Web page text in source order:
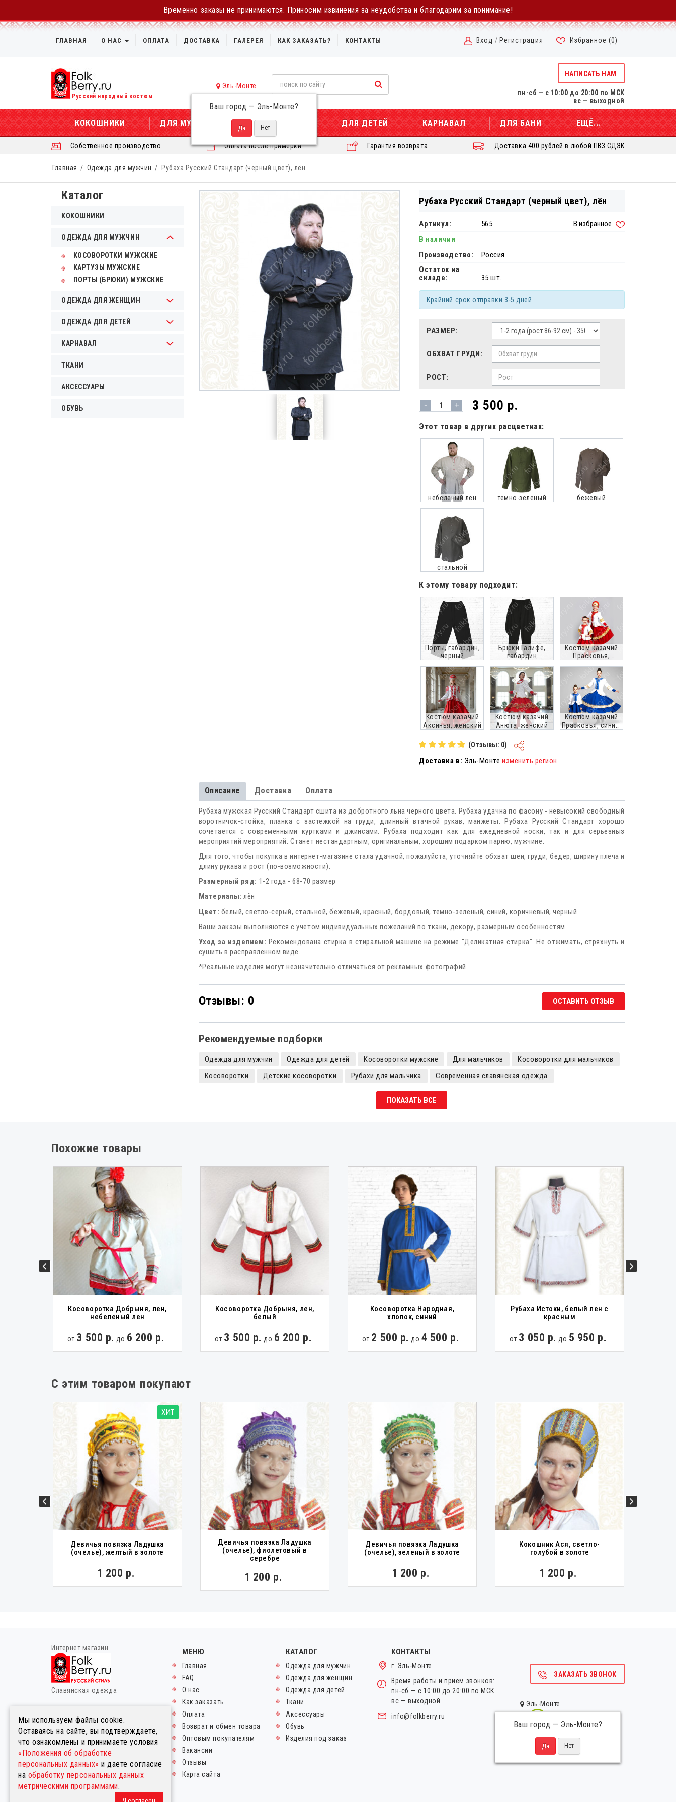
Временно заказы не принимаются. Приносим извинения за неудобства и благодарим за понимание!
ГЛАВНАЯ О НАС ОПЛАТА ДОСТАВКА ГАЛЕРЕЯ КАК ЗАКАЗАТЬ? КОНТАКТЫ Вход / Регистрация Избранное (0)
Русский народный костюм
Эль-Монте
Ваш город — Эль-Монте?
НАПИСАТЬ НАМ
пн-сб — с 10:00 до 20:00 по МСК
вс — выходной
КОКОШНИКИ ДЛЯ МУЖЧИН ДЛЯ ЖЕНЩИН ДЛЯ ДЕТЕЙ КАРНАВАЛ ДЛЯ БАНИ ЕЩЁ...
Собственное производство Оплата после примерки Гарантия возврата Доставка 400 рублей в любой ПВЗ СДЭК
Главная Одежда для мужчин Рубаха Русский Стандарт (черный цвет), лён
Каталог
КОКОШНИКИ
ОДЕЖДА ДЛЯ МУЖЧИН
КОСОВОРОТКИ МУЖСКИЕ
КАРТУЗЫ МУЖСКИЕ
ПОРТЫ (БРЮКИ) МУЖСКИЕ
ОДЕЖДА ДЛЯ ЖЕНЩИН
ОДЕЖДА ДЛЯ ДЕТЕЙ
КАРНАВАЛ
ТКАНИ
АКСЕССУАРЫ
ОБУВЬ
Рубаха Русский Стандарт (черный цвет), лён
В избранное
Артикул:
565
В наличии
Производство:
Россия
Остаток на
складе:
35 шт.
Крайний срок отправки 3-5 дней
РАЗМЕР:
ОБХВАТ ГРУДИ:
РОСТ:
- + 3 500 р.
Этот товар в других расцветках:
небеленый лен темно-зеленый бежевый
стальной
К этому товару подходит:
Порты, габардин,
черный
Брюки Галифе,
габардин
Костюм казачий
Прасковья,
женский
Костюм казачий
Аксинья, женский
Костюм казачий
Анюта, женский
Костюм казачий
Прасковья, синий,
(Отзывы: 0)
Доставка в: Эль-Монте изменить регион
Описание Доставка Оплата
Рубаха мужская Русский Стандарт сшита из добротного льна черного цвета. Рубаха удачна по фасону - невысокий свободный
воротничок-стойка, планка с застежкой на груди, длинный втачной рукав, манжеты. Рубаха Русский Стандарт хорошо
сочетается с современными куртками и джинсами. Рубаха подходит как для ежедневной носки, так и для серьезныз
мероприятий мероприятий. Станет нестандартным, оригинальным, хорошим подарком парню, мужчине.
Для того, чтобы покупка в интернет-магазине стала удачной, пожалуйста, уточняйте обхват шеи, груди, бедер, ширину плеча и
длину рукава и рост (по-возможности).
Размерный ряд: 1-2 года - 68-70 размер
Материалы: лён
Цвет: белый, светло-серый, стальной, бежевый, красный, бордовый, темно-зеленый, синий, коричневый, черный
Ваши заказы выполняются с учетом индивидуальных пожеланий по ткани, декору, размерным особенностям.
Уход за изделием: Рекомендована стирка в стиральной машине на режиме "Деликатная стирка". Не отжимать, стряхнуть и
сушить в расправленном виде.
*Реальные изделия могут незначительно отличаться от рекламных фотографий
Отзывы: 0 ОСТАВИТЬ ОТЗЫВ
Рекомендуемые подборки
Одежда для мужчин Одежда для детей Косоворотки мужские Для мальчиков
Косоворотки для мальчиков
Косоворотки
Детские косоворотки Рубахи для мальчика
Современная славянская одежда
Мужские льняные косоворотки
Льняные косоворотки
Льняные рубахи мужские
Славянские рубахи мужские
ПОКАЗАТЬ ВСЕ
Похожие товары
Косоворотка Добрыня, лен,
небеленый лен
от 3 500 р. до 6 200 р.
Косоворотка Добрыня, лен,
белый
от 3 500 р. до 6 200 р.
Косоворотка Народная,
хлопок, синий
от 2 500 р. до 4 500 р.
Рубаха Истоки, белый лен с
красным
от 3 050 р. до 5 950 р.
С этим товаром покупают
ХИТ
Девичья повязка Ладушка
(очелье), желтый в золоте
1 200 р.
Девичья повязка Ладушка
(очелье), фиолетовый в
серебре
1 200 р.
Девичья повязка Ладушка
(очелье), зеленый в золоте
1 200 р.
Кокошник Ася, светло-
голубой в золоте
1 200 р.
Мы используем файлы cookie.
Оставаясь на сайте, вы подтверждаете,
что ознакомлены и принимаете условия
«Положения об обработке
персональных данных» и даете согласие
на обработку персональных данных
метрическими программами.
Интернет магазин
Славянская одежда
2014-2026. Все права
защищены.
Правовая информация
Пользовательское соглашение
Политика в отношении
обработки персональных
данных
МЕНЮ
Главная
FAQ
О нас
Как заказать
Оплата
Возврат и обмен товара
Оптовым покупателям
Вакансии
Отзывы
Карта сайта
КАТАЛОГ
Одежда для мужчин
Одежда для женщин
Одежда для детей
Ткани
Аксессуары
Обувь
Изделия под заказ
КОНТАКТЫ
г. Эль-Монте
Время работы и прием звонков:
пн-сб — с 10:00 до 20:00 по МСК
вс — выходной
info@folkberry.ru
ЗАКАЗАТЬ ЗВОНОК
Эль-Монте
Ваш город — Эль-Монте?